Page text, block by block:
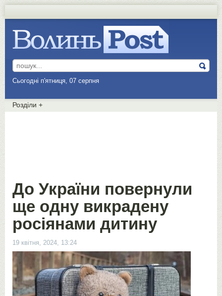
Сьогодні п'ятниця, 07 серпня
Розділи +
До України повернули
ще одну викрадену
росіянами дитину
19 квітня, 2024, 13:24